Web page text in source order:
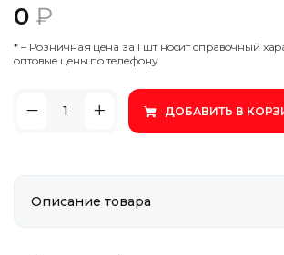
0 ₽
* – Poзничнaя цeнa зa 1 шт нocит cпpaвoчный
oптoвыe цeны пo тeлeфoну
ДОБАВИТЬ В